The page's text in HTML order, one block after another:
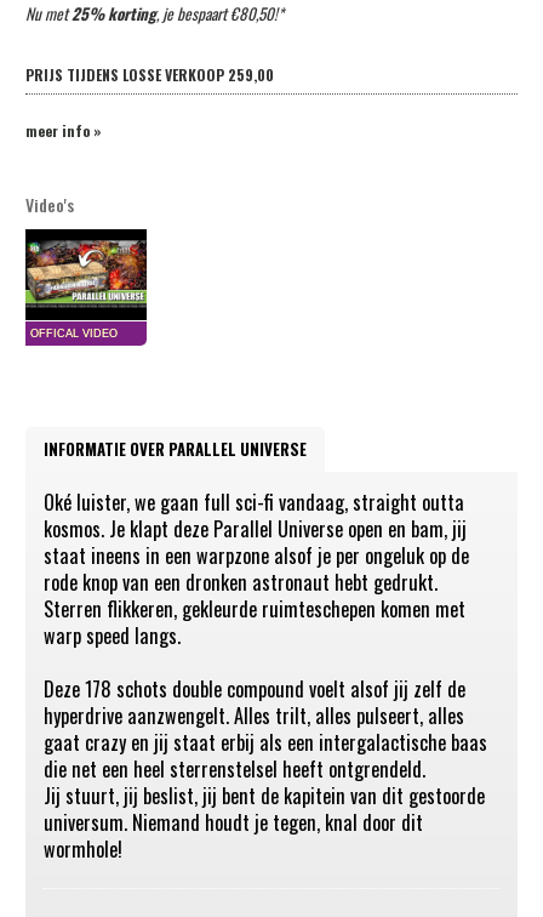
Nu met25% korting, je bespaart €80,50!*
PRIJS TIJDENS LOSSE VERKOOP 259,00
meer info »
Video's
INFORMATIE OVER PARALLEL UNIVERSE
Oké luister, we gaan full sci-fi vandaag, straight outta
kosmos. Je klapt deze Parallel Universe open en bam, jij
staat ineens in een warpzone alsof je per ongeluk op de
rode knop van een dronken astronaut hebt gedrukt.
Sterren flikkeren, gekleurde ruimteschepen komen met
warp speed langs.
Deze 178 schots double compound voelt alsof jij zelf de
hyperdrive aanzwengelt. Alles trilt, alles pulseert, alles
gaat crazy en jij staat erbij als een intergalactische baas
die net een heel sterrenstelsel heeft ontgrendeld.
Jij stuurt, jij beslist, jij bent de kapitein van dit gestoorde
universum. Niemand houdt je tegen, knal door dit
wormhole!